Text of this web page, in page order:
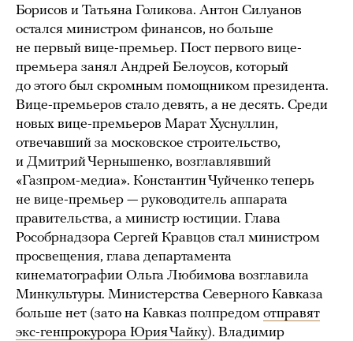
Борисов и Татьяна Голикова. Антон Силуанов
остался министром финансов, но больше
не первый вице-премьер. Пост первого вице-
премьера занял Андрей Белоусов, который
до этого был скромным помощником президента.
Вице-премьеров стало девять, а не десять. Среди
новых вице-премьеров Марат Хуснуллин,
отвечавший за московское строительство,
и Дмитрий Чернышенко, возглавлявший
«Газпром-медиа». Константин Чуйченко теперь
не вице-премьер — руководитель аппарата
правительства, а министр юстиции. Глава
Рособрнадзора Сергей Кравцов стал министром
просвещения, глава департамента
кинематографии Ольга Любимова возглавила
Минкультуры. Министерства Северного Кавказа
больше нет (зато на Кавказ полпредом отправят
экс-генпрокурора Юрия Чайку). Владимир